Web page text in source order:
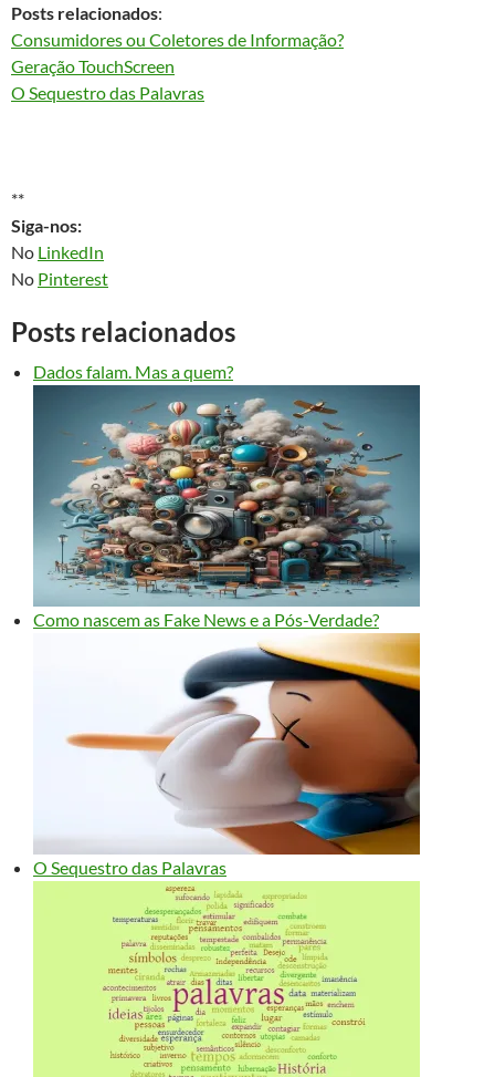
Posts relacionados:
Consumidores ou Coletores de Informação?
Geração TouchScreen
O Sequestro das Palavras
**
Siga-nos:
No LinkedIn
No Pinterest
Posts relacionados
Dados falam. Mas a quem?
Como nascem as Fake News e a Pós-Verdade?
O Sequestro das Palavras